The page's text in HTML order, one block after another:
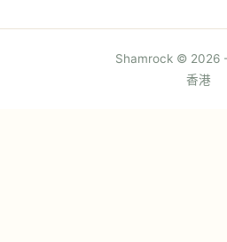
Shamrock © 2026
香港